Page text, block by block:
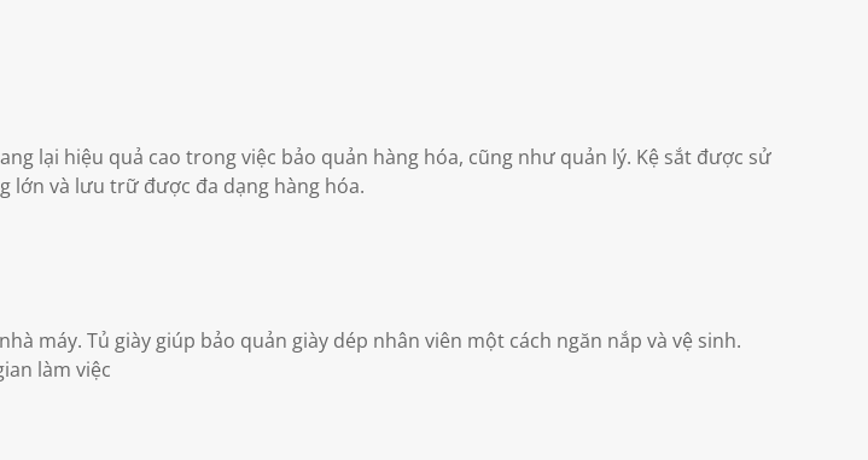
lại hiệu quả cao trong việc bảo quản hàng hóa, cũng như quản lý. Kệ sắt được sử
lớn và lưu trữ được đa dạng hàng hóa.
máy. Tủ giày giúp bảo quản giày dép nhân viên một cách ngăn nắp và vệ sinh.
làm việc